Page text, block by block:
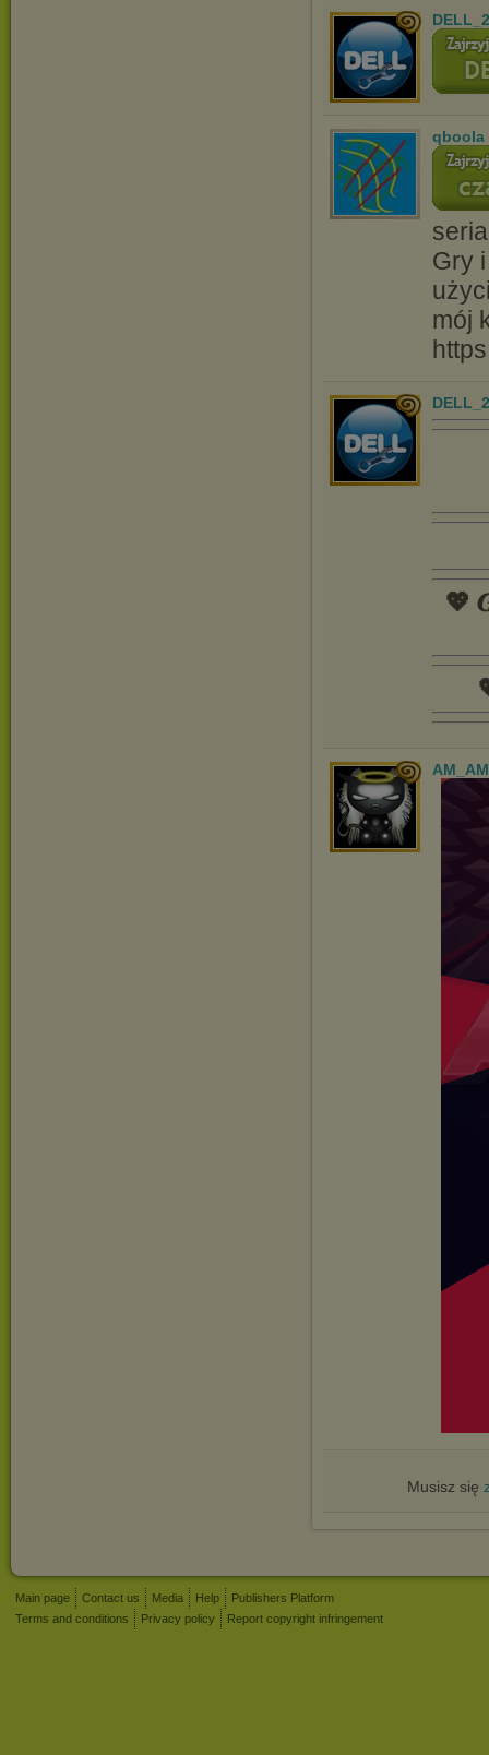
qboola
Gry
mój
💖
AM_AM
Musisz się
Main page Contact us Media Help
Publishers Platform
Terms and conditions
Privacy policy Report copyright infringement